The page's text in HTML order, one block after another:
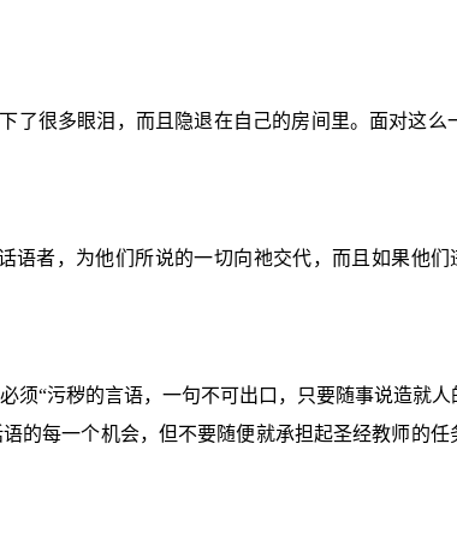
了很多眼泪，而且隐退在自己的房间里。面对这
语者，为他们所说的一切向祂交代，而且如果他
须“污秽的言语，一句不可出口，只要随事说造就
的每一个机会，但不要随便就承担起圣经教师的